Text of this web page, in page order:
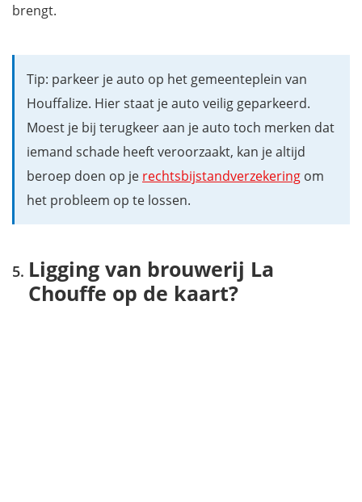
brengt.
Tip: parkeer je auto op het gemeenteplein van
Houffalize. Hier staat je auto veilig geparkeerd.
Moest je bij terugkeer aan je auto toch merken dat
iemand schade heeft veroorzaakt, kan je altijd
beroep doen op je rechtsbijstandverzekering om
het probleem op te lossen.
Ligging van brouwerij La
Chouffe op de kaart?